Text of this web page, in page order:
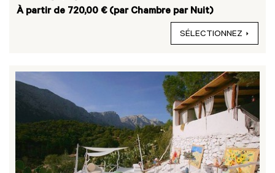
À partir de 720,00 € (par Chambre par Nuit)
SÉLECTIONNEZ